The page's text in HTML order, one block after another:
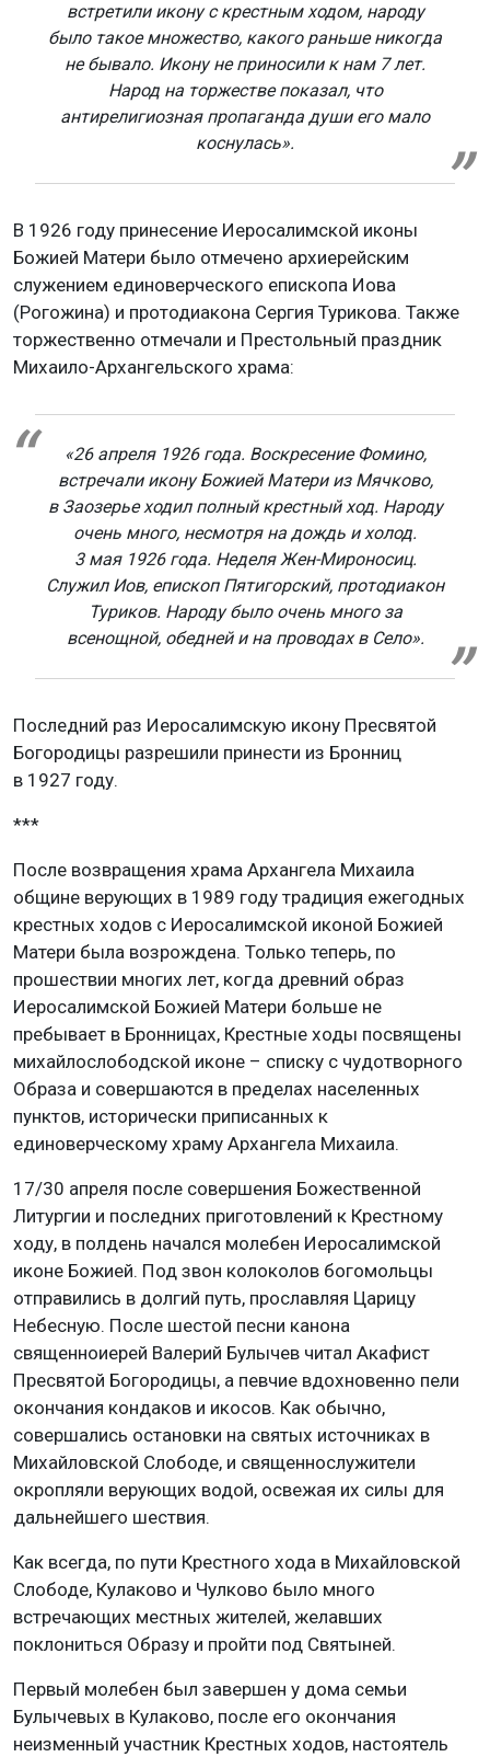
встретили икону с крестным ходом, народу
было такое множество, какого раньше никогда
не бывало. Икону не приносили к нам 7 лет.
Народ на торжестве показал, что
антирелигиозная пропаганда души его мало
коснулась».
В 1926 году принесение Иеросалимской иконы
Божией Матери было отмечено архиерейским
служением единоверческого епископа Иова
(Рогожина) и протодиакона Сергия Турикова. Также
торжественно отмечали и Престольный праздник
Михаило-Архангельского храма:
«26 апреля 1926 года. Воскресение Фомино,
встречали икону Божией Матери из Мячково,
в Заозерье ходил полный крестный ход. Народу
очень много, несмотря на дождь и холод.
3 мая 1926 года. Неделя Жен-Мироносиц.
Служил Иов, епископ Пятигорский, протодиакон
Туриков. Народу было очень много за
всенощной, обедней и на проводах в Село».
Последний раз Иеросалимскую икону Пресвятой
Богородицы разрешили принести из Бронниц
в 1927 году.
***
После возвращения храма Архангела Михаила
общине верующих в 1989 году традиция ежегодных
крестных ходов с Иеросалимской иконой Божией
Матери была возрождена. Только теперь, по
прошествии многих лет, когда древний образ
Иеросалимской Божией Матери больше не
пребывает в Бронницах, Крестные ходы посвящены
михайлослободской иконе – списку с чудотворного
Образа и совершаются в пределах населенных
пунктов, исторически приписанных к
единоверческому храму Архангела Михаила.
17/30 апреля после совершения Божественной
Литургии и последних приготовлений к Крестному
ходу, в полдень начался молебен Иеросалимской
иконе Божией. Под звон колоколов богомольцы
отправились в долгий путь, прославляя Царицу
Небесную. После шестой песни канона
священноиерей Валерий Булычев читал Акафист
Пресвятой Богородицы, а певчие вдохновенно пели
окончания кондаков и икосов. Как обычно,
совершались остановки на святых источниках в
Михайловской Слободе, и священнослужители
окропляли верующих водой, освежая их силы для
дальнейшего шествия.
Как всегда, по пути Крестного хода в Михайловской
Слободе, Кулаково и Чулково было много
встречающих местных жителей, желавших
поклониться Образу и пройти под Святыней.
Первый молебен был завершен у дома семьи
Булычевых в Кулаково, после его окончания
неизменный участник Крестных ходов, настоятель